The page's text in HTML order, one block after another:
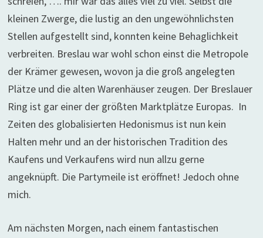
kleinen Zwerge, die lustig an den ungewöhnlichsten
Stellen aufgestellt sind, konnten keine Behaglichkeit
verbreiten. Breslau war wohl schon einst die Metropole
der Krämer gewesen, wovon ja die groß angelegten
Plätze und die alten Warenhäuser zeugen. Der Breslauer
Ring ist gar einer der größten Marktplätze Europas. In
Zeiten des globalisierten Hedonismus ist nun kein
Halten mehr und an der historischen Tradition des
Kaufens und Verkaufens wird nun allzu gerne
angeknüpft. Die Partymeile ist eröffnet! Jedoch ohne
mich.
Am nächsten Morgen, nach einem fantastischen